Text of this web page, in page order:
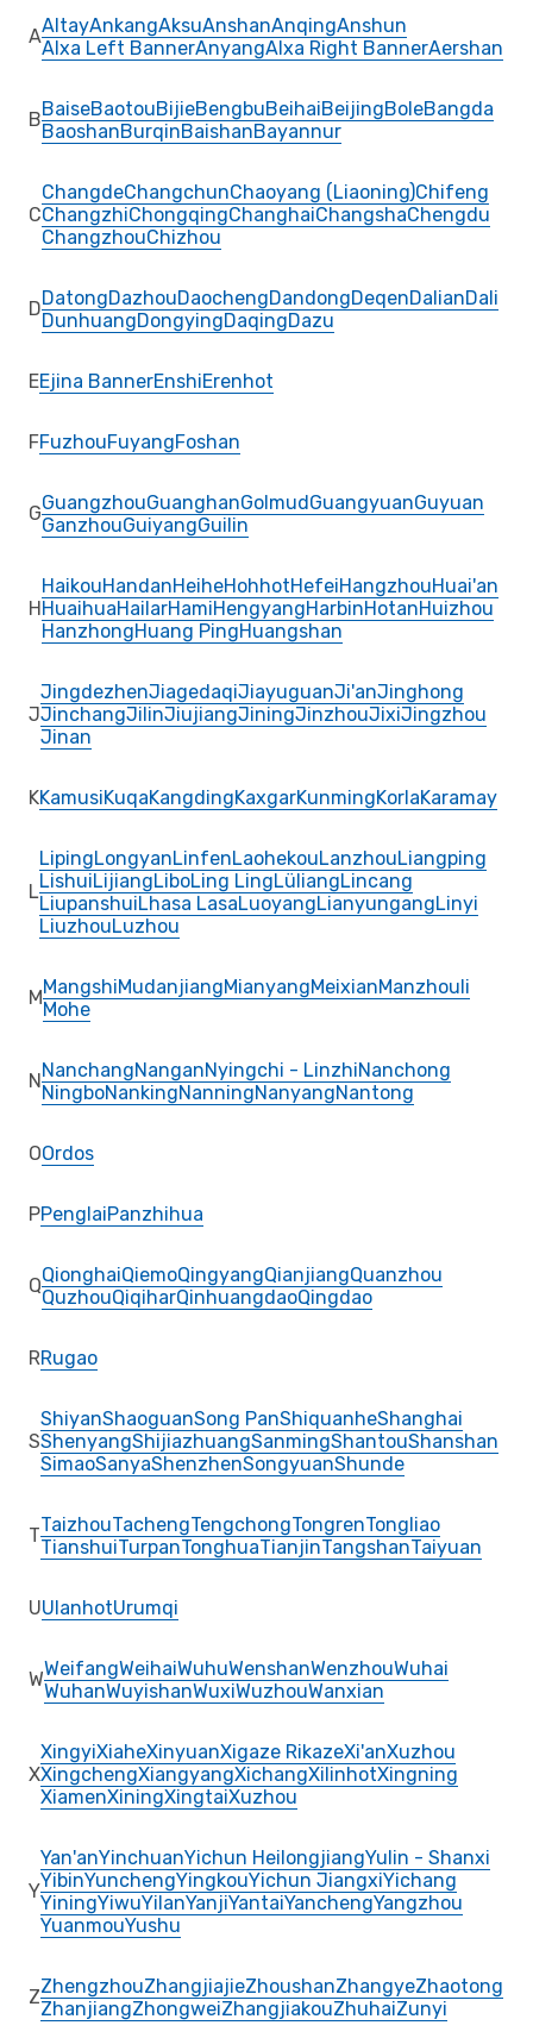
AAltayAnkangAksuAnshanAnqingAnshun
Alxa Left BannerAnyangAlxa Right BannerAershan
BBaiseBaotouBijieBengbuBeihaiBeijingBoleBangda
BaoshanBurqinBaishanBayannur
C
ChangdeChangchunChaoyang (Liaoning)Chifeng
ChangzhiChongqingChanghaiChangshaChengdu
ChangzhouChizhou
DDatongDazhouDaochengDandongDeqenDalianDali
DunhuangDongyingDaqingDazu
EEjina BannerEnshiErenhot
FFuzhouFuyangFoshan
GGuangzhouGuanghanGolmudGuangyuanGuyuan
GanzhouGuiyangGuilin
H
HaikouHandanHeiheHohhotHefeiHangzhouHuai'an
HuaihuaHailarHamiHengyangHarbinHotanHuizhou
HanzhongHuang PingHuangshan
J
JingdezhenJiagedaqiJiayuguanJi'anJinghong
JinchangJilinJiujiangJiningJinzhouJixiJingzhou
Jinan
KKamusiKuqaKangdingKaxgarKunmingKorlaKaramay
L
LipingLongyanLinfenLaohekouLanzhouLiangping
LishuiLijiangLiboLing LingLüliangLincang
LiupanshuiLhasa LasaLuoyangLianyungangLinyi
LiuzhouLuzhou
MMangshiMudanjiangMianyangMeixianManzhouli
Mohe
N NanchangNanganNyingchi - LinzhiNanchong
NingboNankingNanningNanyangNantong
OOrdos
PPenglaiPanzhihua
QQionghaiQiemoQingyangQianjiangQuanzhou
QuzhouQiqiharQinhuangdaoQingdao
RRugao
S
ShiyanShaoguanSong PanShiquanheShanghai
ShenyangShijiazhuangSanmingShantouShanshan
SimaoSanyaShenzhenSongyuanShunde
TTaizhouTachengTengchongTongrenTongliao
TianshuiTurpanTonghuaTianjinTangshanTaiyuan
UUlanhotUrumqi
WWeifangWeihaiWuhuWenshanWenzhouWuhai
WuhanWuyishanWuxiWuzhouWanxian
X
XingyiXiaheXinyuanXigaze RikazeXi'anXuzhou
XingchengXiangyangXichangXilinhotXingning
XiamenXiningXingtaiXuzhou
Y
Yan'anYinchuanYichun HeilongjiangYulin - Shanxi
YibinYunchengYingkouYichun JiangxiYichang
YiningYiwuYilanYanjiYantaiYanchengYangzhou
YuanmouYushu
ZZhengzhouZhangjiajieZhoushanZhangyeZhaotong
ZhanjiangZhongweiZhangjiakouZhuhaiZunyi